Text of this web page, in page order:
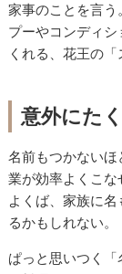
家事のことを言
プーやコンディ
くれる、花王の
意外にた
名前もつかない
業が効率よくこ
よくば、家族に
るかもしれない。
ぱっと思いつく